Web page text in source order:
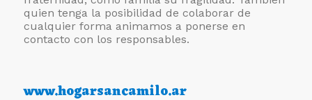
quien tenga la posibilidad de colaborar de
cualquier forma animamos a ponerse en
contacto con los responsables.
www.hogarsancamilo.ar